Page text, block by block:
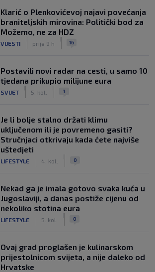
Klarić o Plenkovićevoj najavi povećanja
braniteljskih mirovina: Politički bod za
Možemo, ne za HDZ
VIJESTI prije 9 h 16
Postavili novi radar na cesti, u samo 10
tjedana prikupio milijune eura
SVIJET 5. kol. 1
Je li bolje stalno držati klimu
uključenom ili je povremeno gasiti?
Stručnjaci otkrivaju kada ćete najviše
uštedjeti
LIFESTYLE 4. kol. 0
Nekad ga je imala gotovo svaka kuća u
Jugoslaviji, a danas postiže cijenu od
nekoliko stotina eura
LIFESTYLE 5. kol. 0
Ovaj grad proglašen je kulinarskom
prijestolnicom svijeta, a nije daleko od
Hrvatske